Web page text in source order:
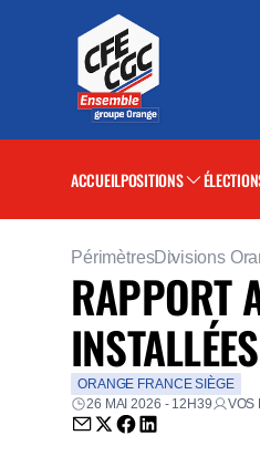
ACCUEILPOSITIONS
PérimètresDivisions
RAPPORT
INSTALLÉES
ORANGE FRANCE SIÈGE
26 MAI 2026 - 12H39
VOS
Envoyer par email
Partager sur Twitter
Partager sur
Partager sur